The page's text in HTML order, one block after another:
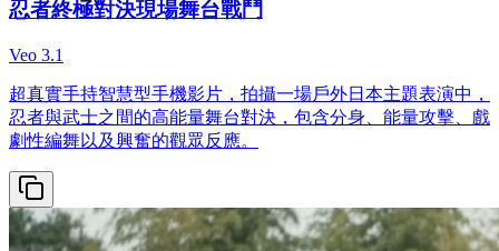
忍者終極對決現場舞台戰鬥
Veo 3.1
超真實手持智慧型手機影片，拍攝一場戶外日本主題表演中，
忍者與武士之間的高能量舞台對決，包含分身、能量攻擊、戲
劇性編舞以及興奮的觀眾反應。